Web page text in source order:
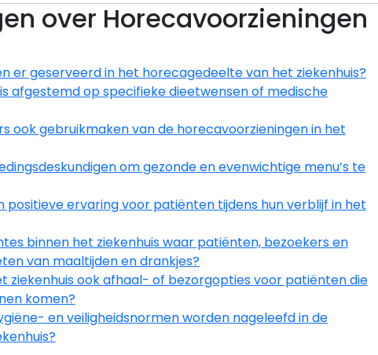
over Horecavoorzieningen
er geserveerd in het horecagedeelte van het ziekenhuis?
afgestemd op specifieke dieetwensen of medische
ook gebruikmaken van de horecavoorzieningen in het
om gezonde en evenwichtige menu’s te
positieve ervaring voor patiënten tijdens hun verblijf in het
binnen het ziekenhuis waar patiënten, bezoekers en
van maaltijden en drankjes?
ziekenhuis ook afhaal- of bezorgopties voor patiënten die
komen?
en veiligheidsnormen worden nageleefd in de